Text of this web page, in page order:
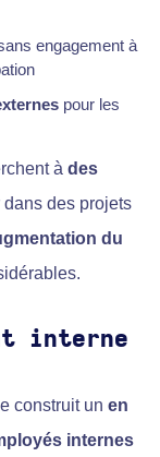
engagement à
pour les
à des
des projets
du
interne
construit un en
internes